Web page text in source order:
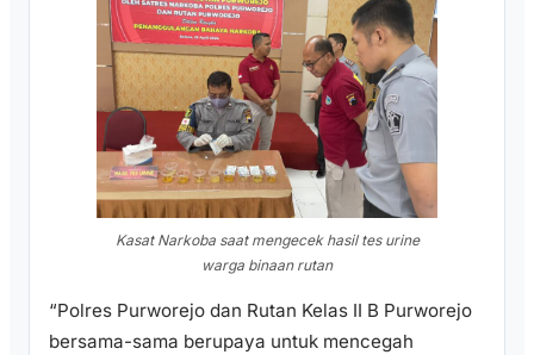
Kasat Narkoba saat mengecek hasil tes urine
warga binaan rutan
“Polres Purworejo dan Rutan Kelas II B Purworejo
bersama-sama berupaya untuk mencegah